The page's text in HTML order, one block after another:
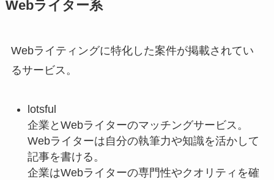
Webライター系
Webライティングに特化した案件が掲載されてい
るサービス。
lotsful
企業とWebライターのマッチングサービス。
Webライターは自分の執筆力や知識を活かして
記事を書ける。
企業はWebライターの専門性やクオリティを確